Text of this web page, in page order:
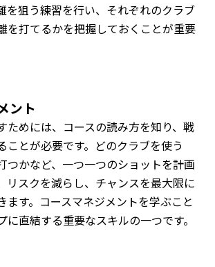
を狙う練習を行い、それぞれのクラブ
を打てるかを把握しておくことが重要
ント
ためには、コースの読み方を知り、戦
ことが必要です。どのクラブを使う
つかなど、一つ一つのショットを計画
リスクを減らし、チャンスを最大限に
ます。コースマネジメントを学ぶこと
に直結する重要なスキルの一つです。